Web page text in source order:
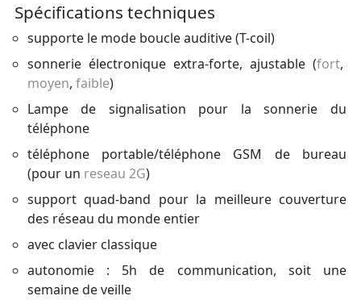
Spécifications techniques
supporte le mode boucle auditive (T-coil)
sonnerie électronique extra-forte, ajustable (fort,
moyen, faible)
Lampe de signalisation pour la sonnerie du
téléphone
téléphone portable/téléphone GSM de bureau
(pour un reseau 2G)
support quad-band pour la meilleure couverture
des réseau du monde entier
avec clavier classique
autonomie : 5h de communication, soit une
semaine de veille